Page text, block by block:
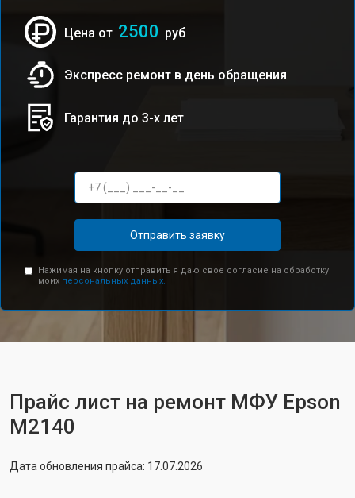
Цена от 2500 руб
Экспресс ремонт в день обращения
Гарантия до 3-х лет
Отправить заявку
Нажимая на кнопку отправить я даю свое согласие на обработку
моих персональных данных.
Прайс лист на ремонт МФУ Epson
M2140
Дата обновления прайса: 17.07.2026